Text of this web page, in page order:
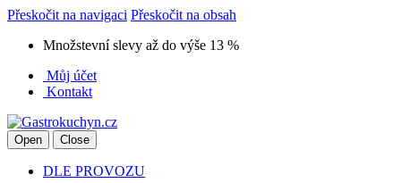
Přeskočit na navigaci Přeskočit na obsah
Množstevní slevy až do výše 13 %
Můj účet
Kontakt
Open Close
DLE PROVOZU